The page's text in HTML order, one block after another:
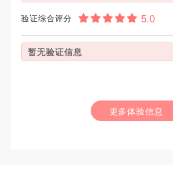
验证综合评分
暂无验证信息
更多体验信息